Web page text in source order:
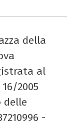
della
al
2005
delle
-